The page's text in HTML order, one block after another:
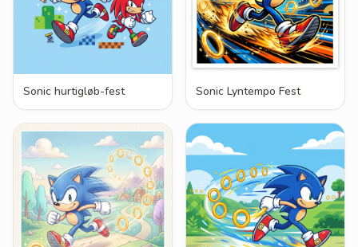
Sonic hurtigløb-fest Sonic Lyntempo Fest